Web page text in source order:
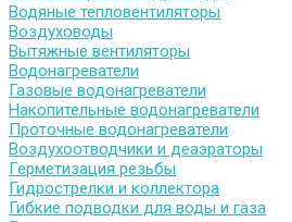
Водяные тепловентиляторы
Воздуховоды
Вытяжные вентиляторы
Водонагреватели
Газовые водонагреватели
Накопительные водонагреватели
Проточные водонагреватели
Воздухоотводчики и деаэраторы
Герметизация резьбы
Гидрострелки и коллектора
Гибкие подводки для воды и газа